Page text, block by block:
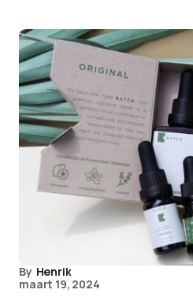
By Henrik
maart 19, 2024